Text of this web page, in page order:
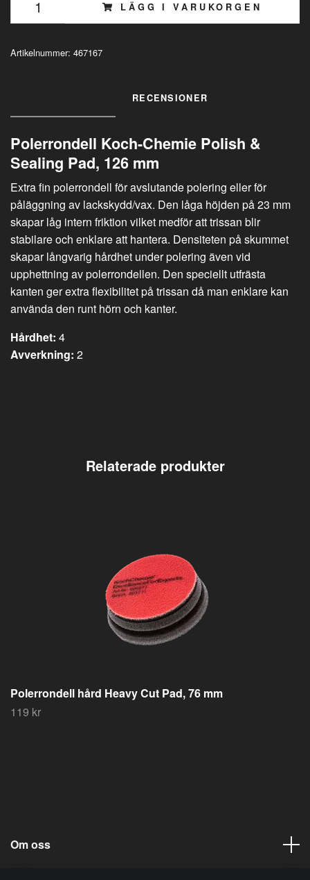
LÄGG I VARUKORGEN
Artikelnummer: 467167
RECENSIONER
Polerrondell Koch-Chemie Polish &
Sealing Pad, 126 mm
Extra fin polerrondell för avslutande polering eller för
påläggning av lackskydd/vax. Den låga höjden på 23 mm
skapar låg intern friktion vilket medför att trissan blir
stabilare och enklare att hantera. Densiteten på skummet
skapar långvarig hårdhet under polering även vid
upphettning av polerrondellen. Den speciellt utfrästa
kanten ger extra flexibilitet på trissan då man enklare kan
använda den runt hörn och kanter.
Hårdhet: 4
Avverkning: 2
Polerrondell hård Heavy Cut Pad, 76 mm
119 kr
Om oss